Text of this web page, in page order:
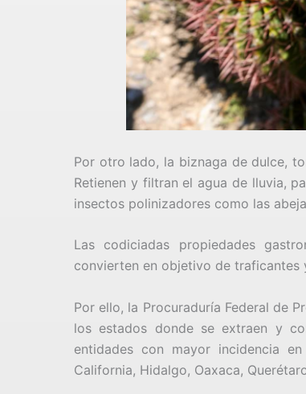
Por otro lado, la biznaga de dulce,
Retienen y filtran el agua de lluvia,
insectos polinizadores como las
Las codiciadas propiedades
convierten en objetivo de traficantes
Por ello, la Procuraduría Federal de
los estados donde se extraen y
entidades con mayor incidencia
California, Hidalgo, Oaxaca,